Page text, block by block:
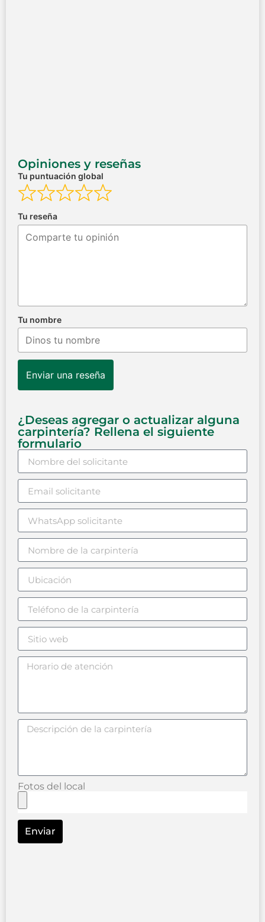
Opiniones y reseñas
Tu puntuación global
Tu reseña
Tu nombre
Enviar una reseña
¿Deseas agregar o actualizar alguna
carpintería? Rellena el siguiente
formulario
Fotos del local
Enviar